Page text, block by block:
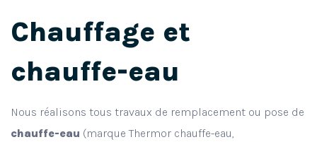
Chauffage et
chauffe-eau
Nous réalisons tous travaux de remplacement ou pose de
chauffe-eau (marque Thermor chauffe-eau,